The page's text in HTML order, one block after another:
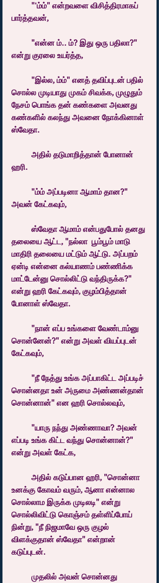
பார்த்தவன்,
என்று குரலை உயர்த்த,
சொல்ல முடியாது முகம் சிவக்க, முழுதும்
நேசம் பொங்க தன் கண்களை அவனது
கண்களில் கலந்து அவனை நோக்கினாள்
ஸ்வேதா.
ஹரி.
அவன் கேட்கவும்,
தலையை ஆட்ட, "நல்லா  பூம்பூம் மாடு
மாதிரி தலையை மட்டும் ஆட்டு. அப்பறம்
ஏன்டி என்னை கல்யாணம் பண்ணிக்க
மாட்டேன்னு சொல்லிட்டு வந்திருக்க?"
என்று ஹரி கேட்கவும், குழம்பித்தான்
போனாள் ஸ்வேதா.
சொன்னேன்?" என்று அவள் வியப்புடன்
கேட்கவும்,
சொன்னதா உன் அருமை அண்ணன்தான்
சொன்னான்" என ஹரி சொல்லவும்,
எப்படி உங்க கிட்ட வந்து சொன்னான்?"
என்று அவள் கேட்க,
உனக்கு கோவம் வரும், ஆனா என்னால
சொல்லாம இருக்க முடிலடி" என்று
சொல்லிவிட்டு கொஞ்சம் தள்ளிப்போய்
நின்று, "நீ நிஜமாவே ஒரு குழல்
விளக்குதான் ஸ்வேதா" என்றான்
கடுப்புடன்.